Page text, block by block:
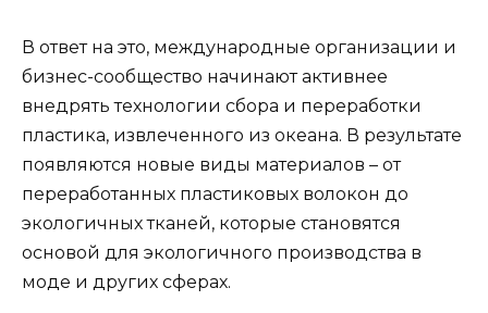
В ответ на это, международные организации и
бизнес-сообщество начинают активнее
внедрять технологии сбора и переработки
пластика, извлеченного из океана. В результате
появляются новые виды материалов – от
переработанных пластиковых волокон до
экологичных тканей, которые становятся
основой для экологичного производства в
моде и других сферах.